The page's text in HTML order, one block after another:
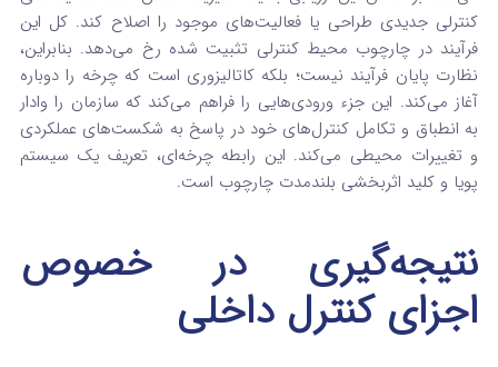
کنترلی جدیدی طراحی یا فعالیت‌های موجود را اصلاح کند. کل این
فرآیند در چارچوب محیط کنترلی تثبیت‌ شده رخ می‌دهد. بنابراین،
نظارت پایان فرآیند نیست؛ بلکه کاتالیزوری است که چرخه را دوباره
آغاز می‌کند. این جزء ورودی‌هایی را فراهم می‌کند که سازمان را وادار
به انطباق و تکامل کنترل‌های خود در پاسخ به شکست‌های عملکردی
و تغییرات محیطی می‌کند. این رابطه چرخه‌ای، تعریف یک سیستم
پویا و کلید اثربخشی بلندمدت چارچوب است.
نتیجه‌گیری در خصوص
اجزای کنترل داخلی